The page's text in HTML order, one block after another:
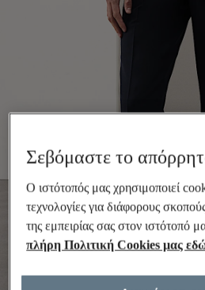
Σεβόμαστε το
Ο ιστότοπός μας χρησιμοποιεί
τεχνολογίες για διάφορους
της εμπειρίας σας στον ιστότοπό
πλήρη Πολιτική Cookies μας